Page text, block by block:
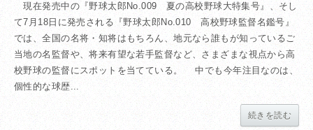
現在発売中の『野球太郎No.009 夏の高校野球大特集号』、そし
て7月18日に発売される『野球太郎No.010 高校野球監督名鑑号』
では、全国の名将・知将はもちろん、地元なら誰もが知っているご
当地の名監督や、将来有望な若手監督など、さまざまな視点から高
校野球の監督にスポットを当てている。 中でも今年注目なのは、
個性的な球歴...
続きを読む